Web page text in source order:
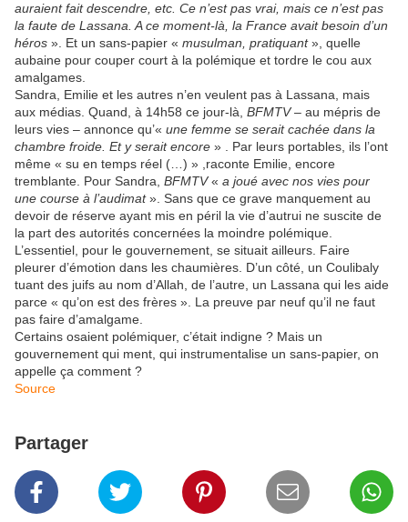
auraient fait descendre, etc. Ce n’est pas vrai, mais ce n’est pas
la faute de Lassana. A ce moment-là, la France avait besoin d’un
héros ». Et un sans-papier « musulman, pratiquant», quelle
aubaine pour couper court à la polémique et tordre le cou aux
amalgames.
Sandra, Emilie et les autres n’en veulent pas à Lassana, mais
aux médias. Quand, à 14h58 ce jour-là, BFMTV– au mépris de
leurs vies – annonce qu’« une femme se serait cachée dans la
chambre froide. Et y serait encore » . Par leurs portables, ils l’ont
même « su en temps réel (…) » ,raconte Emilie, encore
tremblante. Pour Sandra, BFMTV« a joué avec nos vies pour
une course à l’audimat». Sans que ce grave manquement au
devoir de réserve ayant mis en péril la vie d’autrui ne suscite de
la part des autorités concernées la moindre polémique.
L’essentiel, pour le gouvernement, se situait ailleurs. Faire
pleurer d’émotion dans les chaumières. D’un côté, un Coulibaly
tuant des juifs au nom d’Allah, de l’autre, un Lassana qui les aide
parce « qu’on est des frères ». La preuve par neuf qu’il ne faut
pas faire d’amalgame.
Certains osaient polémiquer, c’était indigne ? Mais un
gouvernement qui ment, qui instrumentalise un sans-papier, on
appelle ça comment ?
Source
Partager